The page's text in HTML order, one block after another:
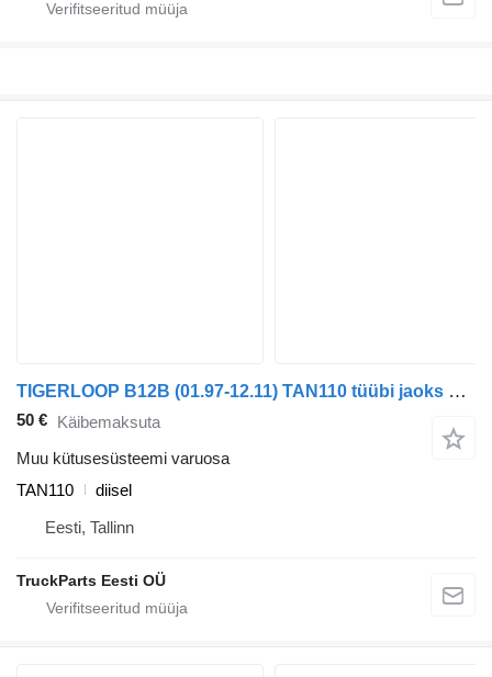
TIGERLOOP B12B (01.97-12.11) TAN110 tüübi jaoks bussi Volvo B6, B7, B9, B10, B12 bus (1978-2011)
50 € Käibemaksuta
Muu kütusesüsteemi varuosa
TAN110
diisel
Eesti, Tallinn
TruckParts Eesti OÜ